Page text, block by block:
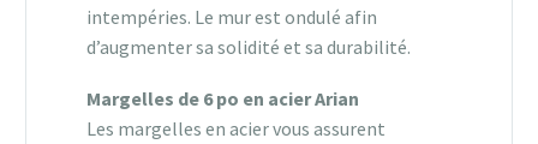
intempéries. Le mur est ondulé afin
d’augmenter sa solidité et sa durabilité.
Margelles de 6 po en acier Arian
Les margelles en acier vous assurent